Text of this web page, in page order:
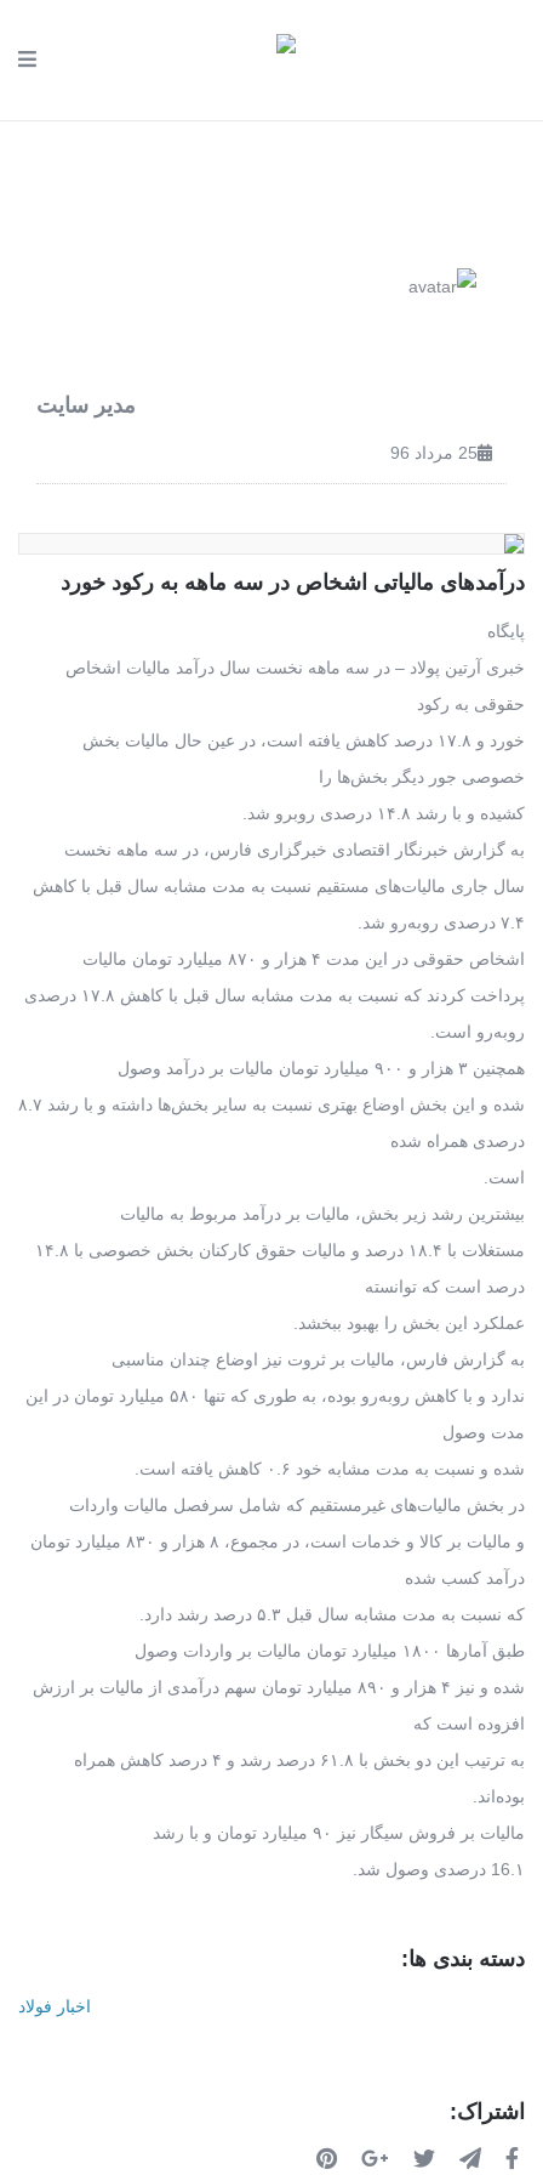
مدیر سایت
25 مرداد 96
درآمدهای مالیاتی اشخاص در سه ماهه به رکود خورد
پایگاه
خبری آرتین پولاد – در سه ماهه نخست سال درآمد مالیات اشخاص
حقوقی به رکود
خورد و ۱۷.۸ درصد کاهش یافته است، در عین حال مالیات بخش
خصوصی جور دیگر بخش‌ها را
کشیده و با رشد ۱۴.۸ درصدی روبرو شد.
به گزارش خبرنگار اقتصادی خبرگزاری فارس، در سه ماهه نخست
سال جاری مالیات‌های مستقیم نسبت به مدت مشابه سال قبل با کاهش
۷.۴ درصدی روبه‌رو شد.
اشخاص حقوقی در این مدت ۴ هزار و ۸۷۰ میلیارد تومان مالیات
پرداخت کردند که نسبت به مدت مشابه سال قبل با کاهش ۱۷.۸ درصدی
روبه‌رو است.
همچنین ۳ هزار و ۹۰۰ میلیارد تومان مالیات بر درآمد وصول
شده و این بخش اوضاع بهتری نسبت به سایر بخش‌ها داشته و با رشد ۸.۷
درصدی همراه شده
است.
بیشترین رشد زیر بخش، مالیات بر درآمد مربوط به مالیات
مستغلات با ۱۸.۴ درصد و مالیات حقوق کارکنان بخش خصوصی با ۱۴.۸
درصد است که توانسته
عملکرد این بخش را بهبود ببخشد.
به گزارش فارس، مالیات بر ثروت نیز اوضاع چندان مناسبی
ندارد و با کاهش روبه‌رو بوده، به طوری که تنها ۵۸۰ میلیارد تومان در این
مدت وصول
شده و نسبت به مدت مشابه خود ۰.۶ کاهش یافته است.
در بخش مالیات‌های غیرمستقیم که شامل سرفصل مالیات واردات
و مالیات بر کالا و خدمات است، در مجموع، ۸ هزار و ۸۳۰ میلیارد تومان
درآمد کسب شده
که نسبت به مدت مشابه سال قبل ۵.۳ درصد رشد دارد.
طبق آمارها ۱۸۰۰ میلیارد تومان مالیات بر واردات وصول
شده و نیز ۴ هزار و ۸۹۰ میلیارد تومان سهم درآمدی از مالیات بر ارزش
افزوده است که
به ترتیب این دو بخش با ۶۱.۸ درصد رشد و ۴ درصد کاهش همراه
بوده‌اند.
مالیات بر فروش سیگار نیز ۹۰ میلیارد تومان و با رشد
16.۱ درصدی وصول شد.
دسته بندی ها:
اخبار فولاد
اشتراک: